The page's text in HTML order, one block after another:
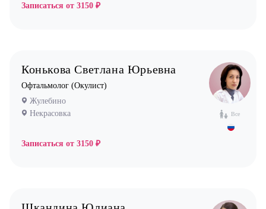
Записаться от 3150 ₽
Все
Конькова Светлана Юрьевна
Офтальмолог (Окулист)
Жулебино
Некрасовка
Записаться от 3150 ₽